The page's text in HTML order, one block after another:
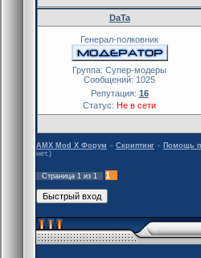
DaTa
Генерал-полковник
Группа: Cупер-модеры
Сообщений: 1025
Репутация: 16
Статус: Не в сети
AMX Mod X Форум » Скриптинг » Помощь
нет.)
Страница 1 из 1 1